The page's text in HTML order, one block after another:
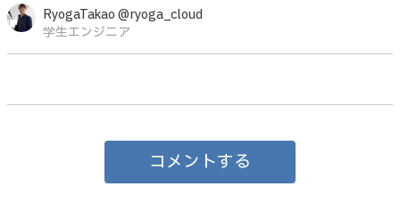
RyogaTakao @ryoga_cloud
学生エンジニア
コメントする